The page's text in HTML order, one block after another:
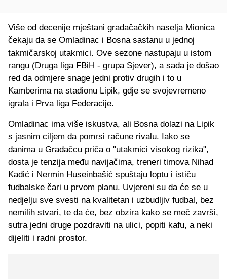
Više od decenije mještani gradačačkih naselja Mionica
čekaju da se Omladinac i Bosna sastanu u jednoj
takmičarskoj utakmici. Ove sezone nastupaju u istom
rangu (Druga liga FBiH - grupa Sjever), a sada je došao
red da odmjere snage jedni protiv drugih i to u
Kamberima na stadionu Lipik, gdje se svojevremeno
igrala i Prva liga Federacije.
Omladinac ima više iskustva, ali Bosna dolazi na Lipik
s jasnim ciljem da pomrsi račune rivalu. Iako se
danima u Gradačcu priča o "utakmici visokog rizika",
dosta je tenzija među navijačima, treneri timova Nihad
Kadić i Nermin Huseinbašić spuštaju loptu i ističu
fudbalske čari u prvom planu. Uvjereni su da će se u
nedjelju sve svesti na kvalitetan i uzbudljiv fudbal, bez
nemilih stvari, te da će, bez obzira kako se meč završi,
sutra jedni druge pozdraviti na ulici, popiti kafu, a neki
dijeliti i radni prostor.